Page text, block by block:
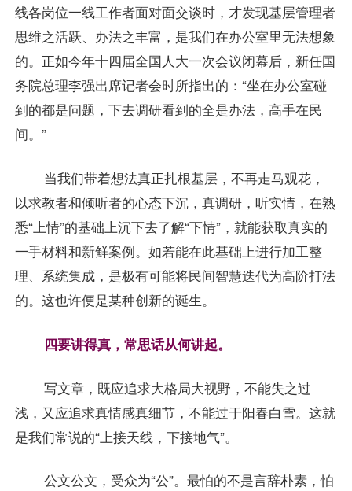
线各岗位一线工作者面对面交谈时，才发现基层管理者
思维之活跃、办法之丰富，是我们在办公室里无法想象
的。正如今年十四届全国人大一次会议闭幕后，新任国
务院总理李强出席记者会时所指出的：“坐在办公室碰
到的都是问题，下去调研看到的全是办法，高手在民
间。”
当我们带着想法真正扎根基层，不再走马观花，
以求教者和倾听者的心态下沉，真调研，听实情，在熟
悉“上情”的基础上沉下去了解“下情”，就能获取真实的
一手材料和新鲜案例。如若能在此基础上进行加工整
理、系统集成，是极有可能将民间智慧迭代为高阶打法
的。这也许便是某种创新的诞生。
四要讲得真，常思话从何讲起。
写文章，既应追求大格局大视野，不能失之过
浅，又应追求真情感真细节，不能过于阳春白雪。这就
是我们常说的“上接天线，下接地气”。
公文公文，受众为“公”。最怕的不是言辞朴素，怕